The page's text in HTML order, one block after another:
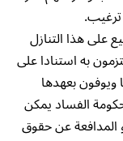
على هذا التنازل
به استنادا على
بعهدها
الفساد يمكن
المدافعة عن حقوق